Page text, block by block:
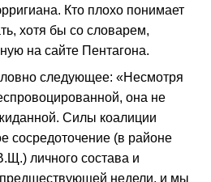
Кто плохо понимает
хотя бы со словарем,
на сайте Пентагона.
следующее: «Несмотря
она не
Силы коалиции
сосредоточение (в районе
личного состава и
недели, и мы